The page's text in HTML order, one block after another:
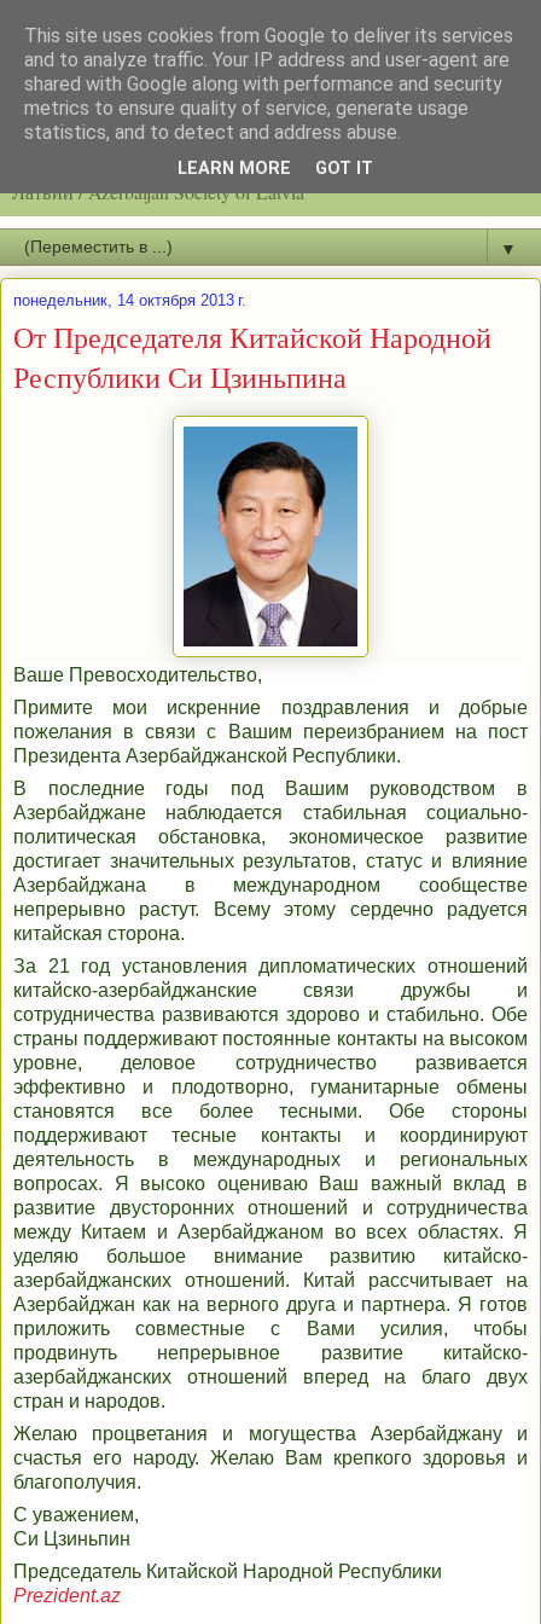
Latvijas azerbaidžāņu biedrību / Общество азербайджанцев
Латвии / Azerbaijan Society of Latvia
▼
понедельник, 14 октября 2013 г.
От Председателя Китайской Народной
Республики Си Цзиньпина
Ваше Превосходительство,
Примите мои искренние поздравления и добрые
пожелания в связи с Вашим переизбранием на пост
Президента Азербайджанской Республики.
В последние годы под Вашим руководством в
Азербайджане наблюдается стабильная социально-
политическая обстановка, экономическое развитие
достигает значительных результатов, статус и влияние
Азербайджана в международном сообществе
непрерывно растут. Всему этому сердечно радуется
китайская сторона.
За 21 год установления дипломатических отношений
китайско-азербайджанские связи дружбы и
сотрудничества развиваются здорово и стабильно. Обе
страны поддерживают постоянные контакты на высоком
уровне, деловое сотрудничество развивается
эффективно и плодотворно, гуманитарные обмены
становятся все более тесными. Обе стороны
поддерживают тесные контакты и координируют
деятельность в международных и региональных
вопросах. Я высоко оцениваю Ваш важный вклад в
развитие двусторонних отношений и сотрудничества
между Китаем и Азербайджаном во всех областях. Я
уделяю большое внимание развитию китайско-
азербайджанских отношений. Китай рассчитывает на
Азербайджан как на верного друга и партнера. Я готов
приложить совместные с Вами усилия, чтобы
продвинуть непрерывное развитие китайско-
азербайджанских отношений вперед на благо двух
стран и народов.
Желаю процветания и могущества Азербайджану и
счастья его народу. Желаю Вам крепкого здоровья и
благополучия.
С уважением,
Си Цзиньпин
Председатель Китайской Народной Республики
Prezident.az
This site uses cookies from Google to deliver its services
and to analyze traffic. Your IP address and user-agent are
shared with Google along with performance and security
metrics to ensure quality of service, generate usage
statistics, and to detect and address abuse.
LEARN MORE GOT IT